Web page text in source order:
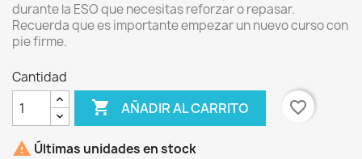
durante la ESO que necesitas reforzar o repasar.
Recuerda que es importante empezar un nuevo curso con
pie firme.
Cantidad
 AÑADIR AL CARRITO favorite_border
 Últimas unidades en stock